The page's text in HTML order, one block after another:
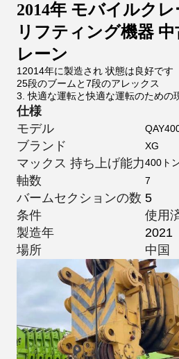
2014年 モバイルク
リフティング機器
レーン
12014年に製造され 状態は良好です
25段のブームと7段のアレックス
3. 快適な運転と快適な運転のための
仕様
モデル
ブランド XG
マックス 持ち上げ能力400ト
軸数 7
バームセクションの数 5
条件
使用
製造年
2021
場所
中国